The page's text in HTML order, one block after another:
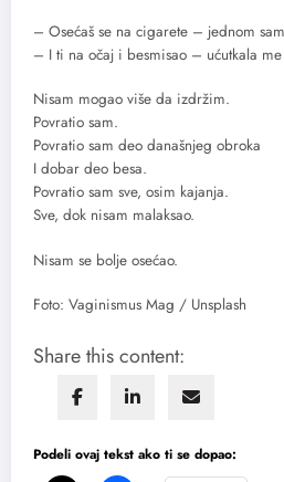
– Osećaš se na cigarete – jednom
– I ti na očaj i besmisao – ućutkala
Nisam mogao više da izdržim.
Povratio sam.
Povratio sam deo današnjeg obroka
I dobar deo besa.
Povratio sam sve, osim kajanja.
Sve, dok nisam malaksao.
Nisam se bolje osećao.
Foto: Vaginismus Mag / Unsplash
Share this content:
Podeli ovaj tekst ako ti se dopao: